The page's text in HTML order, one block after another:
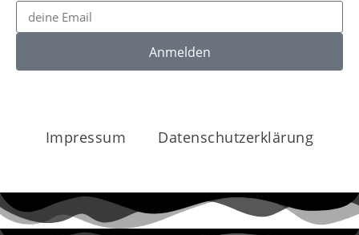
Anmelden
Impressum Datenschutzerklärung